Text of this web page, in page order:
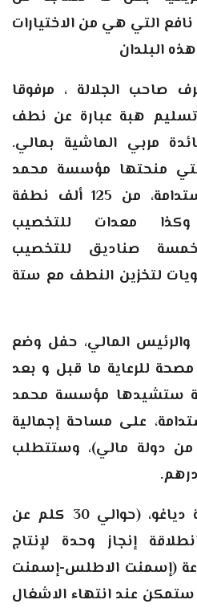
التي هي من الاختيارات
البلدان
صاحب الجلالة ، مرفوقا
تسليم هبة عبارة عن نطف
مربي الماشية بمالي.
منحتها مؤسسة محمد
السادس للتنمية المستدامة، من 125 ألف نطفة
وكذا معدات للتخصيب
صناديق للتخصيب
لتخزين النطف مع ستة
المالي، حفل وضع
للرعاية ما قبل و بعد
ستشيدها مؤسسة محمد
على مساحة إجمالية
من دولة مالي)، وستتطلب
.
كما أشرف جلاته ببلدة دياغو، (حوالي 30 كلم عن
إنجاز وحدة لإنتاج
(إسمنت الاطلس-إسمنت
ستمكن عند انتهاء الاشغال